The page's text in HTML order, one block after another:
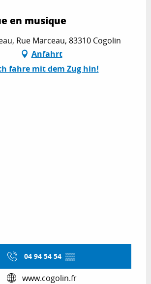
en musique
Rue Marceau, 83310 Cogolin
Anfahrt
fahre mit dem Zug hin!
04 94 54 54 ▒▒
www.cogolin.fr